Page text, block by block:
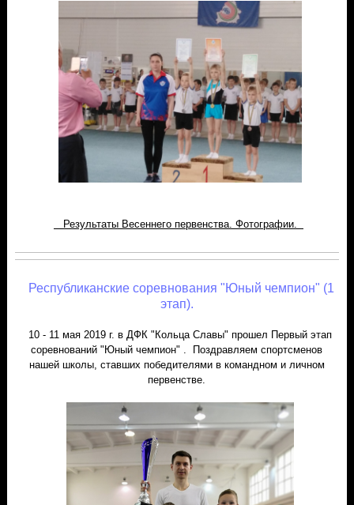
Результаты Весеннего первенства. Фотографии.
Республиканские соревнования "Юный чемпион" (1
этап).
10 - 11 мая 2019 г. в ДФК "Кольца Славы" прошел Первый этап
соревнований "Юный чемпион" . Поздравляем спортсменов
нашей школы, ставших победителями в командном и личном
первенстве.